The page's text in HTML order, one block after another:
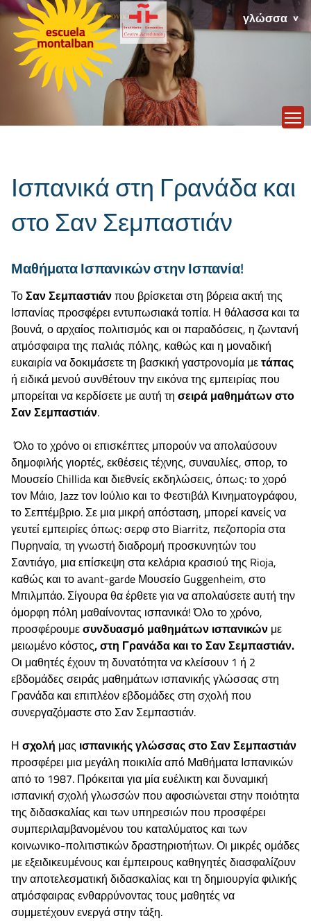
γλώσσα
Ισπανικά στη Γρανάδα και
στο Σαν Σεμπαστιάν
Μαθήματα Ισπανικών στην Ισπανία!
ΤοΣαν Σεμπαστιάνπου βρίσκεται στη βόρεια ακτή της
Ισπανίας προσφέρει εντυπωσιακά τοπία. Η θάλασσα και τα
βουνά, ο αρχαίος πολιτισμός και οι παραδόσεις, η ζωντανή
ατμόσφαιρα της παλιάς πόλης, καθώς και η μοναδική
ευκαιρία να δοκιμάσετε τη βασκική γαστρονομία μετάπας
ή ειδικά μενού συνθέτουν την εικόνα της εμπειρίας που
μπορείται να κερδίσετε με αυτή τη σειρά μαθημάτων στο
Σαν Σεμπαστιάν.
Όλο το χρόνο οι επισκέπτες μπορούν να απολαύσουν
δημοφιλής γιορτές, εκθέσεις τέχνης, συναυλίες, σπορ, το
Μουσείο Chillida και διεθνείς εκδηλώσεις, όπως: το χορό
τον Μάιο, Jazz τον Ιούλιο και το Φεστιβάλ Κινηματογράφου,
το Σεπτέμβριο. Σε μια μικρή απόσταση, μπορεί κανείς να
γευτεί εμπειρίες όπως: σερφ στο Biarritz, πεζοπορία στα
Πυρηναία, τη γνωστή διαδρομή προσκυνητών του
Σαντιάγο, μια επίσκεψη στα κελάρια κρασιού της Rioja,
καθώς και το avant-garde Μουσείο Guggenheim, στο
Μπιλμπάο. Σίγουρα θα έρθετε για να απολαύσετε αυτή την
όμορφη πόλη μαθαίνοντας ισπανικά! Όλο το χρόνο,
προσφέρουμεσυνδυασμό μαθημάτων ισπανικών με
μειωμένο κόστος, στη Γρανάδα και το Σαν Σεμπαστιάν.
Οι μαθητές έχουν τη δυνατότητα να κλείσουν 1 ή 2
εβδομάδες σειράς μαθημάτων ισπανικής γλώσσας στη
Γρανάδα και επιπλέον εβδομάδες στη σχολή που
συνεργαζόμαστε στο Σαν Σεμπαστιάν.
Η σχολή μας ισπανικής γλώσσας στο Σαν Σεμπαστιάν
προσφέρει μια μεγάλη ποικιλία από Μαθήματα Ισπανικών
από το 1987. Πρόκειται για μία ευέλικτη και δυναμική
ισπανική σχολή γλωσσών που αφοσιώνεται στην ποιότητα
της διδασκαλίας και των υπηρεσιών που προσφέρει
συμπεριλαμβανομένου του καταλύματος και των
κοινωνικο-πολιτιστικών δραστηριοτήτων. Οι μικρές ομάδες
με εξειδικευμένους και έμπειρους καθηγητές διασφαλίζουν
την αποτελεσματική διδασκαλίας και τη δημιουργία φιλικής
ατμόσφαιρας ενθαρρύνοντας τους μαθητές να
συμμετέχουν ενεργά στην τάξη.